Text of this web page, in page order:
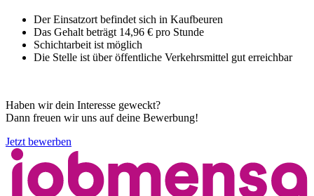
Der Einsatzort befindet sich in Kaufbeuren
Das Gehalt beträgt 14,96 € pro Stunde
Schichtarbeit ist möglich
Die Stelle ist über öffentliche Verkehrsmittel gut erreichbar
Haben wir dein Interesse geweckt?
Dann freuen wir uns auf deine Bewerbung!
Jetzt bewerben